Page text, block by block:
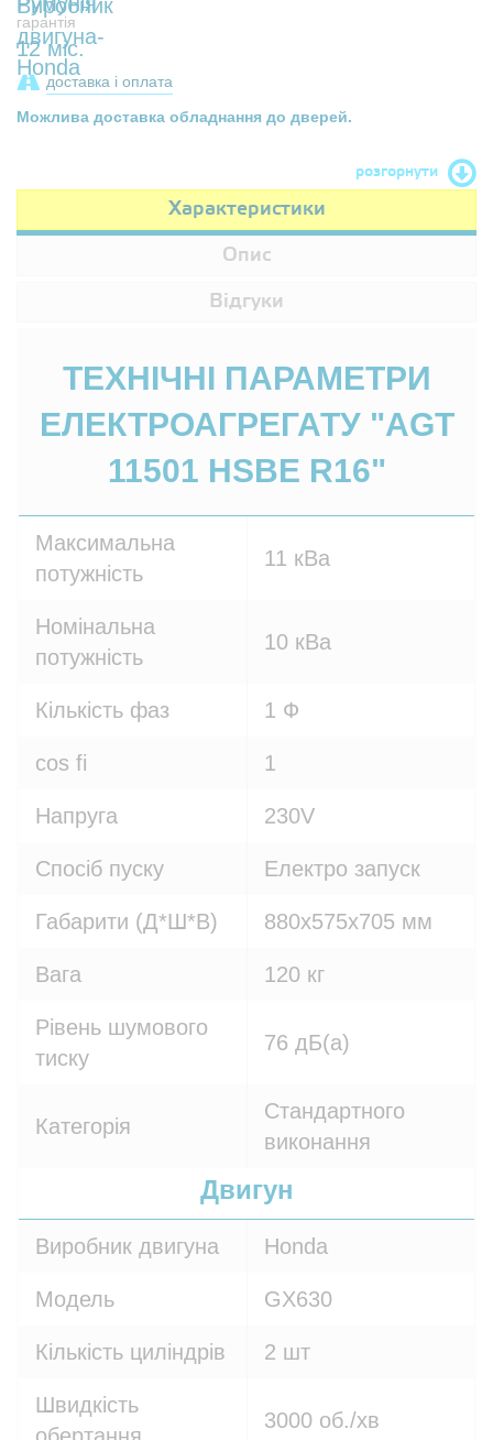
гарантія
12 міс.
доставка і оплата
Можлива доставка обладнання до дверей.
розгорнути
Характеристики
Опис
Відгуки
ТЕХНІЧНІ ПАРАМЕТРИ
ЕЛЕКТРОАГРЕГАТУ "AGT
11501 HSBE R16"
Максимальна
потужність
11 кВа
Номінальна
потужність
10 кВа
Кількість фаз 1 Ф
cos fi 1
Напруга 230V
Спосіб пуску Електро запуск
Габарити (Д*Ш*В) 880х575х705 мм
Вага 120 кг
Рівень шумового
тиску
76 дБ(а)
Категорія
Стандартного
виконання
Двигун
Виробник двигуна Honda
Модель GX630
Кількість циліндрів 2 шт
Швидкість
3000 об./хв